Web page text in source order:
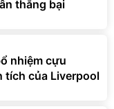
thắng bại
nhiệm cựu
tích của Liverpool